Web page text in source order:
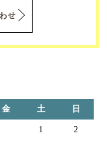
金 土 日
1 2